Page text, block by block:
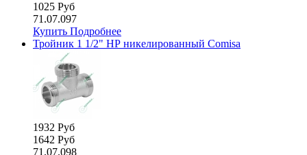
1025 Руб
71.07.097
Купить Подробнее
Тройник 1 1/2" НР никелированный Comisa
1932 Руб
1642 Руб
71.07.098